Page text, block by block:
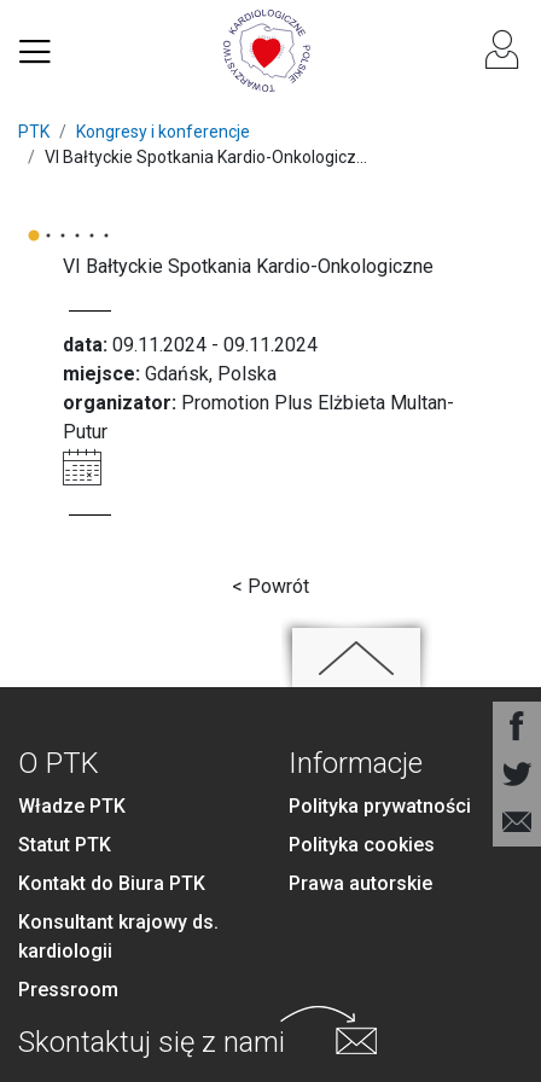
PTK
Kongresy i konferencje
VI Bałtyckie Spotkania Kardio-Onkologicz...
VI Bałtyckie Spotkania Kardio-Onkologiczne
data: 09.11.2024 - 09.11.2024
miejsce: Gdańsk, Polska
organizator: Promotion Plus Elżbieta Multan-
Putur
< Powrót
O PTK
Władze PTK
Statut PTK
Kontakt do Biura PTK
Konsultant krajowy ds.
kardiologii
Pressroom
Informacje
Polityka prywatności
Polityka cookies
Prawa autorskie
Skontaktuj się z nami